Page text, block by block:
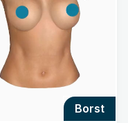
borst